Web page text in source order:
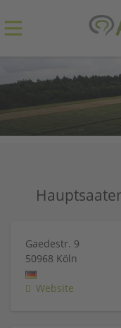
Gaedestr. 9
50968 Köln
Website